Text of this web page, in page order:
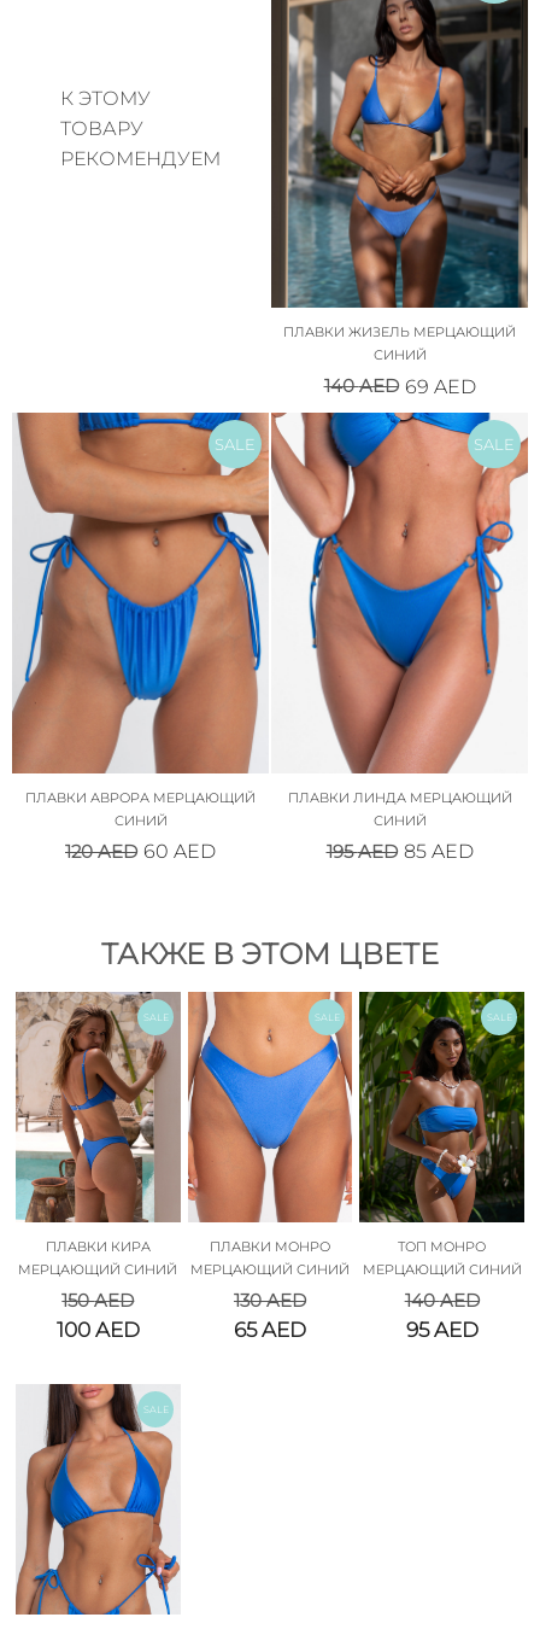
К ЭТОМУ
ТОВАРУ
РЕКОМЕНДУЕМ
ПЛАВКИ ЖИЗЕЛЬ МЕРЦАЮЩИЙ
СИНИЙ
140AED 69 AED
SALE
ПЛАВКИ АВРОРА МЕРЦАЮЩИЙ
СИНИЙ
120AED 60 AED
SALE
ПЛАВКИ ЛИНДА МЕРЦАЮЩИЙ
СИНИЙ
195AED 85 AED
ТАКЖЕ В ЭТОМ ЦВЕТЕ
SALE
ПЛАВКИ КИРА
МЕРЦАЮЩИЙ СИНИЙ
150AED
100 AED
SALE
ПЛАВКИ МОНРО
МЕРЦАЮЩИЙ СИНИЙ
130AED
65AED
SALE
ТОП МОНРО
МЕРЦАЮЩИЙ СИНИЙ
140AED
95AED
SALE